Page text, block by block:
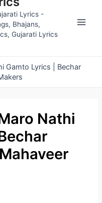
Lyrics -
Bhajans,
Gujarati Lyrics
Gamto Lyrics | Bechar
Nathi